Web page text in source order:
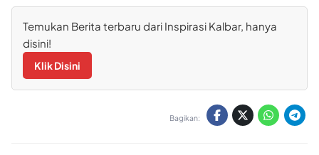
Temukan Berita terbaru dari Inspirasi Kalbar, hanya
disini!
Klik Disini
Bagikan: